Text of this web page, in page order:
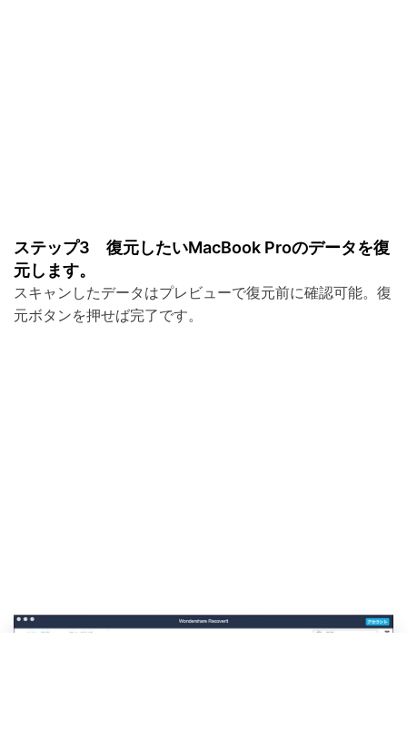
ステップ3 復元したいMacBook Proのデータを復
元します。
スキャンしたデータはプレビューで復元前に確認可能。復
元ボタンを押せば完了です。